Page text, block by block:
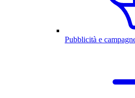
Pubblicità e